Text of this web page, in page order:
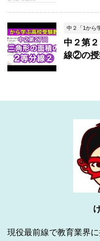
中２「1から
中２第
線②の授
現役最前線で教育業界